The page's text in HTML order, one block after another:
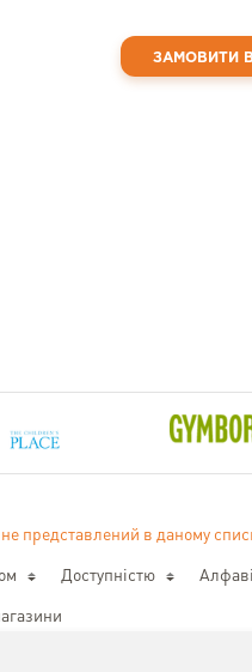
представлений в даному
Доступністю
ЗАМОВИТИ